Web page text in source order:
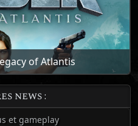
of Atlantis
news :
et gameplay